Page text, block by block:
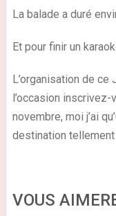
La balade a duré
Et pour finir un
L’organisation de
l’occasion
novembre, moi j’ai
destination
VOUS